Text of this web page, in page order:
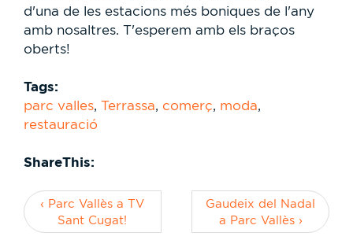
d'una de les estacions més boniques de l'any
amb nosaltres. T'esperem amb els braços
oberts!
Tags:
parc valles, Terrassa, comerç, moda,
restauració
ShareThis:
‹ Parc Vallès a TV
Sant Cugat!
Gaudeix del Nadal
a Parc Vallès ›